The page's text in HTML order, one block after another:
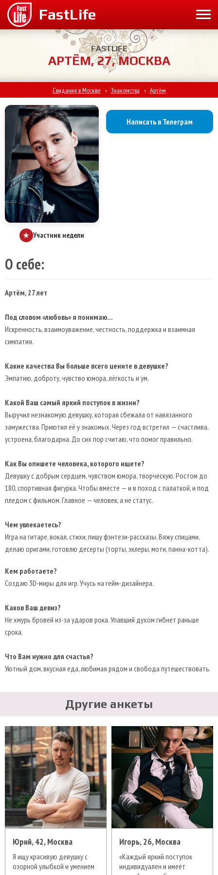
FASTLIFE
АРТЁМ, 27, МОСКВА
Свидания в Москве > Знакомства > Артём
★ Участник недели
Написать в Телеграм
О себе:
Артём, 27 лет
Под словом «любовь» я понимаю…
Искренность, взаимоуважение, честность, поддержка и взаимная
симпатия.
Какие качества Вы больше всего цените в девушке?
Эмпатию, доброту, чувство юмора, лёгкость и ум.
Какой Ваш самый яркий поступок в жизни?
Выручил незнакомую девушку, которая сбежала от навязанного
замужества. Приютил её у знакомых. Через год встретил — счастлива,
устроена, благодарна. До сих пор считаю, что помог правильно.
Как Вы опишете человека, которого ищете?
Девушку с добрым сердцем, чувством юмора, творческую. Ростом до
180, спортивная фигурка. Чтобы вместе — и в поход с палаткой, и под
пледом с фильмом. Главное — человек, а не статус.
Чем увлекаетесь?
Игра на гитаре, вокал, стихи, пишу фэнтези-рассказы. Вяжу спицами,
делаю оригами, готовлю десерты (торты, эклеры, моти, панна-котта).
Кем работаете?
Создаю 3D-миры для игр. Учусь на гейм-дизайнера.
Каков Ваш девиз?
Не хмурь бровей из-за ударов рока. Упавший духом гибнет раньше
срока.
Что Вам нужно для счастья?
Уютный дом, вкусная еда, любимая рядом и свобода путешествовать.
Другие анкеты
Юрий, 42, Москва
Я ищу красивую девушку с
озорной улыбкой и умением
Игорь, 26, Москва
«Каждый яркий поступок
индивидуален и имеет